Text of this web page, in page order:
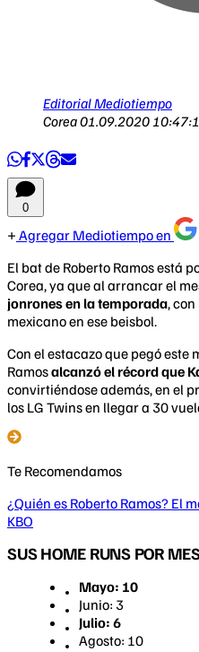
Editorial Mediotiempo
Corea01.09.2020
0
Agregar Mediotiempo en
El bat de Roberto Ramos está
Corea, ya que al arrancar el
jonrones en la temporada,
mexicano en ese beisbol.
Con el estacazo que pegó este
Ramosalcanzó el récord que
convirtiéndose además, en el
los LG Twins en llegar a 30
Te Recomendamos
¿Quién es Roberto Ramos? El
KBO
SUS HOME RUNS POR
Mayo: 10
Junio: 3
Julio: 6
Agosto: 10